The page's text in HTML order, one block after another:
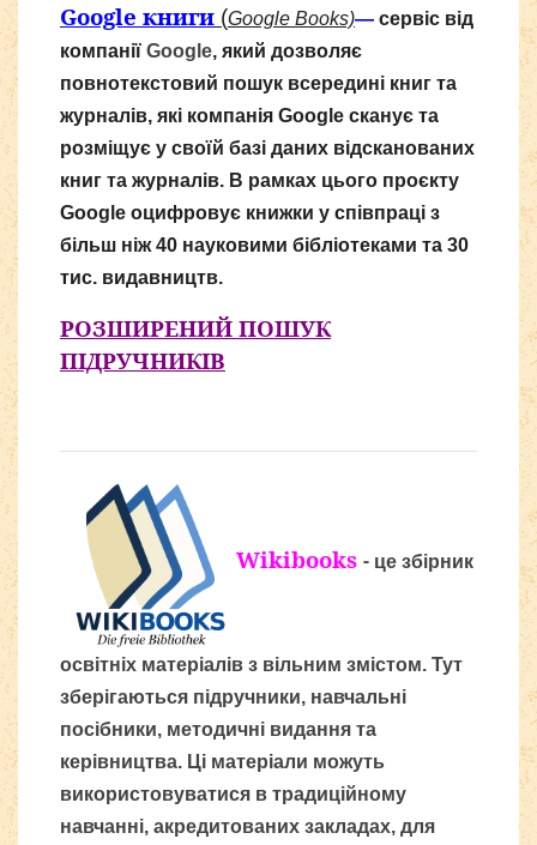
Google книги (Google Books)— сервіс від
компанії Google, який дозволяє
повнотекстовий пошук всередині книг та
журналів, які компанія Google сканує та
розміщує у своїй базі даних відсканованих
книг та журналів. В рамках цього проєкту
Google оцифровує книжки у співпраці з
більш ніж 40 науковими бібліотеками та 30
тис. видавництв.
РОЗШИРЕНИЙ ПОШУК
ПІДРУЧНИКІВ
Wikibooks - це збірник
освітніх матеріалів з вільним змістом. Тут
зберігаються підручники, навчальні
посібники, методичні видання та
керівництва. Ці матеріали можуть
використовуватися в традиційному
навчанні, акредитованих закладах, для